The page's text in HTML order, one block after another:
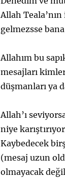
Allah
gelmezsse
Allahım bu
mesajları
düşmanları ya
Allah’ı
niye
Kaybedecek
(mesaj uzun
olmayacak